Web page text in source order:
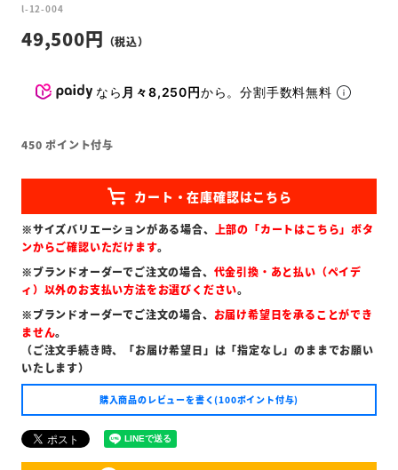
l-12-004
49,500
なら 月々8,250円から。分割手数料無料
450 ポイント付与
※サイズバリエーションがある場合、 上部の「カートはこちら」ボタ
ンからご確認いただけます。
※ブランドオーダーでご注文の場合、 代金引換・あと払い（ペイデ
ィ）以外のお支払い方法をお選びください。
※ブランドオーダーでご注文の場合、 お届け希望日を承ることができ
ません。
（ご注文手続き時、「お届け希望日」は「指定なし」のままでお願い
いたします）
購入商品のレビューを書く(100ポイント付与)